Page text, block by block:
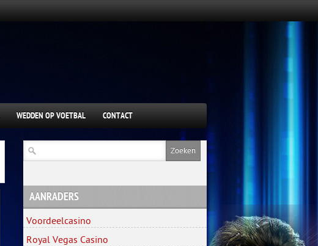
WEDDEN OP VOETBAL CONTACT
AANRADERS
Voordeelcasino
Royal Vegas Casino